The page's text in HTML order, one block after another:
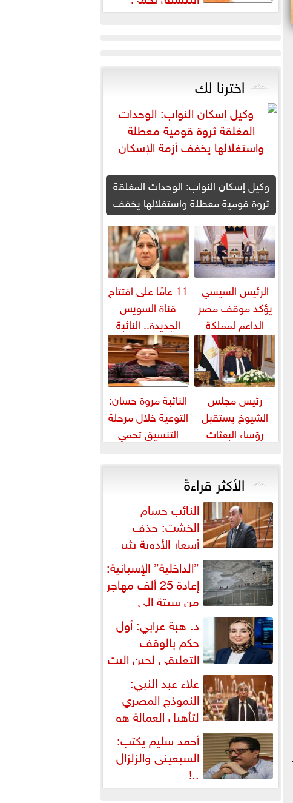
الطلاب من النصب الأكاديمي
اخترنا لك
وكيل إسكان النواب: الوحدات المغلقة
ثروة قومية معطلة واستغلالها يخفف
أزمة الإسكان
الرئيس السيسي
يؤكد موقف مصر
الداعم لمملكة
البحرين لحماية أمنها
واستقرارها
11 عامًا على افتتاح
قناة السويس
الجديدة.. النائبة
مروة قنصوة: رؤية
الدولة...
رئيس مجلس
الشيوخ يستقبل
رؤساء البعثات
المصرية بالخارج
النائبة مروة حسان:
التوعية خلال مرحلة
التنسيق تحمي
الأكاديمي
الأكثر قراءةً
النائب حسام
الخشت: حذف
أسعار الأدوية يثير
إشكالية دستورية ويهدد حق
المواطن...
”الداخلية” الإسبانية:
إعادة 25 ألف مهاجر
من سبتة إلى
المغرب... وارتفاع حصيلة...
د. هبة عرابي: أول
حكم بالوقف
التعليقي لحين البت
في الطعن على... علاء عبد النبي:
النموذج المصري
لتأهيل العمالة هو
البديل العملي والأمثل لأزمات...
أحمد سليم يكتب:
السبعينى والزلزال
..!